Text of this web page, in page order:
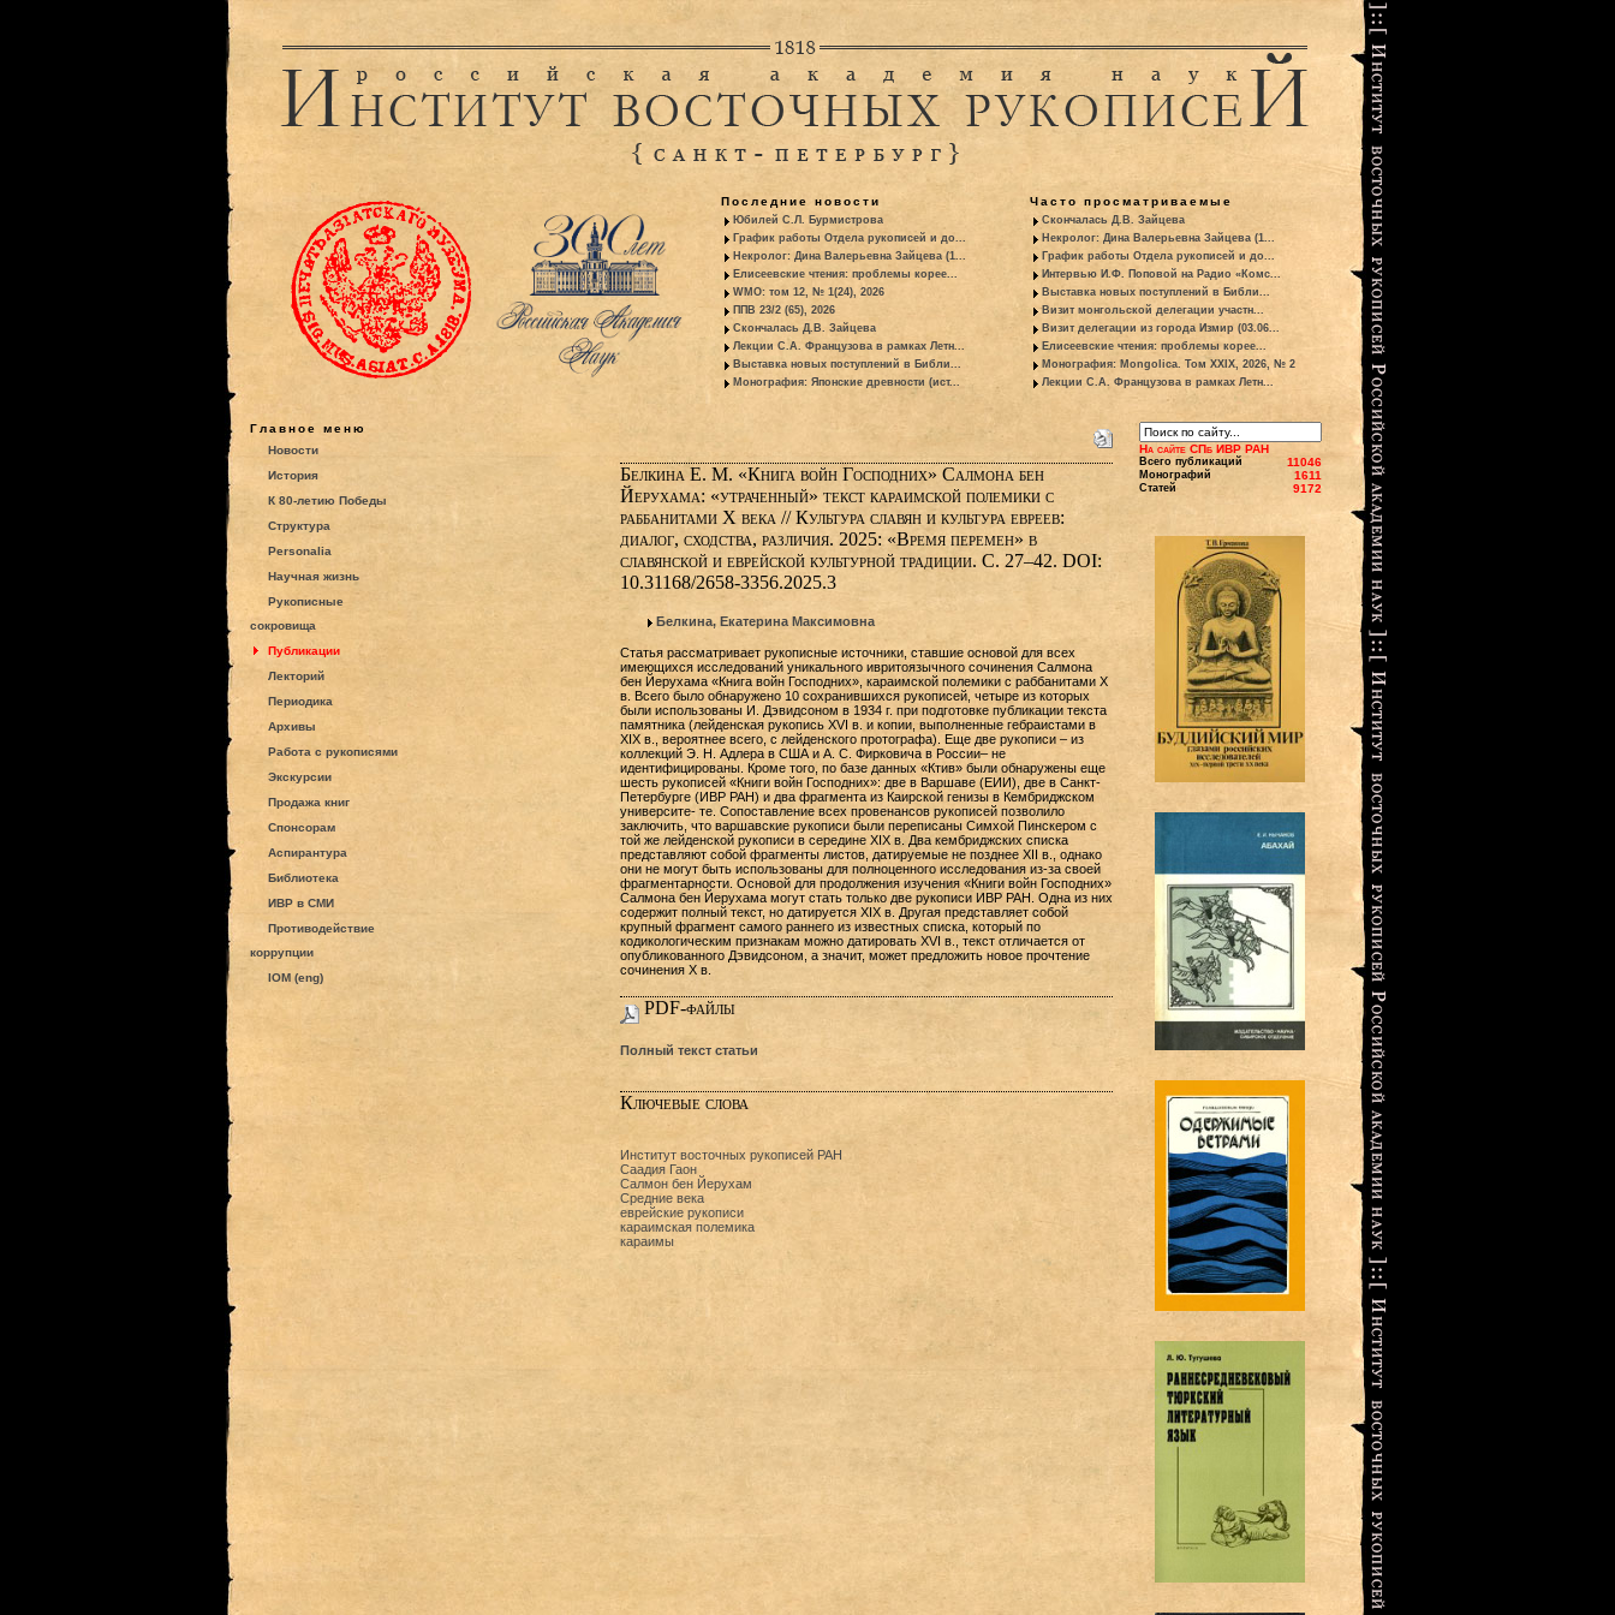
Последние новости
Юбилей С.Л. Бурмистрова
График работы Отдела рукописей и до...
Некролог: Дина Валерьевна Зайцева (1...
Елисеевские чтения: проблемы корее...
WMO: том 12, № 1(24), 2026
ППВ 23/2 (65), 2026
Скончалась Д.В. Зайцева
Лекции С.А. Французова в рамках Летн...
Выставка новых поступлений в Библи...
Монография: Японские древности (ист...
Часто просматриваемые
Скончалась Д.В. Зайцева
Некролог: Дина Валерьевна Зайцева (1...
График работы Отдела рукописей и до...
Интервью И.Ф. Поповой на Радио «Комс...
Выставка новых поступлений в Библи...
Визит монгольской делегации участн...
Визит делегации из города Измир (03.06...
Елисеевские чтения: проблемы корее...
Монография: Mongolica. Том XXIX, 2026, № 2
Лекции С.А. Французова в рамках Летн...
Главное меню
Новости
История
К 80-летию Победы
Структура
Personalia
Научная жизнь
Рукописные
сокровища
Публикации
Лекторий
Периодика
Архивы
Работа с рукописями
Экскурсии
Продажа книг
Спонсорам
Аспирантура
Библиотека
ИВР в СМИ
Противодействие
коррупции
IOM (eng)
Белкина Е. М. «Книга войн Господних» Салмона бен
Йерухама: «утраченный» текст караимской полемики с
раббанитами Х века // Культура славян и культура евреев:
диалог, сходства, различия. 2025: «Время перемен» в
славянской и еврейской культурной традиции. С. 27–42. DOI:
10.31168/2658-3356.2025.3
Белкина, Екатерина Максимовна
Статья рассматривает рукописные источники, ставшие основой для всех
имеющихся исследований уникального ивритоязычного сочинения Салмона
бен Йерухама «Книга войн Господних», караимской полемики с раббанитами Х
в. Всего было обнаружено 10 сохранившихся рукописей, четыре из которых
были использованы И. Дэвидсоном в 1934 г. при подготовке публикации текста
памятника (лейденская рукопись XVI в. и копии, выполненные гебраистами в
XIX в., вероятнее всего, с лейденского протографа). Еще две рукописи – из
коллекций Э. Н. Адлера в США и А. С. Фирковича в России– не
идентифицированы. Кроме того, по базе данных «Ктив» были обнаружены еще
шесть рукописей «Книги войн Господних»: две в Варшаве (ЕИИ), две в Санкт-
Петербурге (ИВР РАН) и два фрагмента из Каирской генизы в Кембриджском
университе- те. Сопоставление всех провенансов рукописей позволило
заключить, что варшавские рукописи были переписаны Симхой Пинскером с
той же лейденской рукописи в середине XIX в. Два кембриджских списка
представляют собой фрагменты листов, датируемые не позднее XII в., однако
они не могут быть использованы для полноценного исследования из-за своей
фрагментарности. Основой для продолжения изучения «Книги войн Господних»
Салмона бен Йерухама могут стать только две рукописи ИВР РАН. Одна из них
содержит полный текст, но датируется XIX в. Другая представляет собой
крупный фрагмент самого раннего из известных списка, который по
кодикологическим признакам можно датировать XVI в., текст отличается от
опубликованного Дэвидсоном, а значит, может предложить новое прочтение
сочинения Х в.
PDF-файлы
Полный текст статьи
Ключевые слова
Институт восточных рукописей РАН
Саадия Гаон
Салмон бен Йерухам
Средние века
еврейские рукописи
караимская полемика
караимы
На сайте СПб ИВР РАН
Всего публикаций 11046
Монографий 1611
Статей 9172